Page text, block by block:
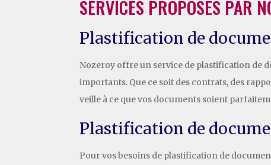
SERVICES PROPOSÉS PAR
Plastification de
Nozeroy offre un service de plastification de
importants. Que ce soit des contrats, des
veille à ce que vos documents soient
Plastification de
Pour vos besoins de plastification de